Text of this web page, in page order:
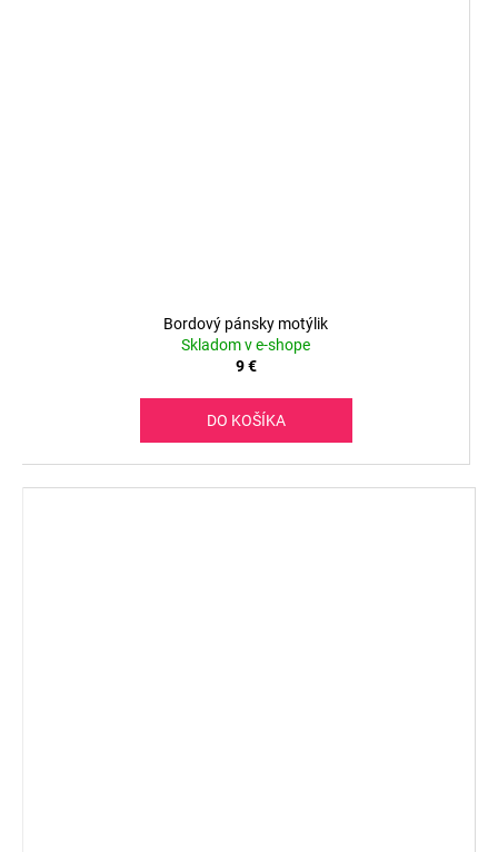
Bordový pánsky motýlik
Skladom v e-shope
9 €
DO KOŠÍKA